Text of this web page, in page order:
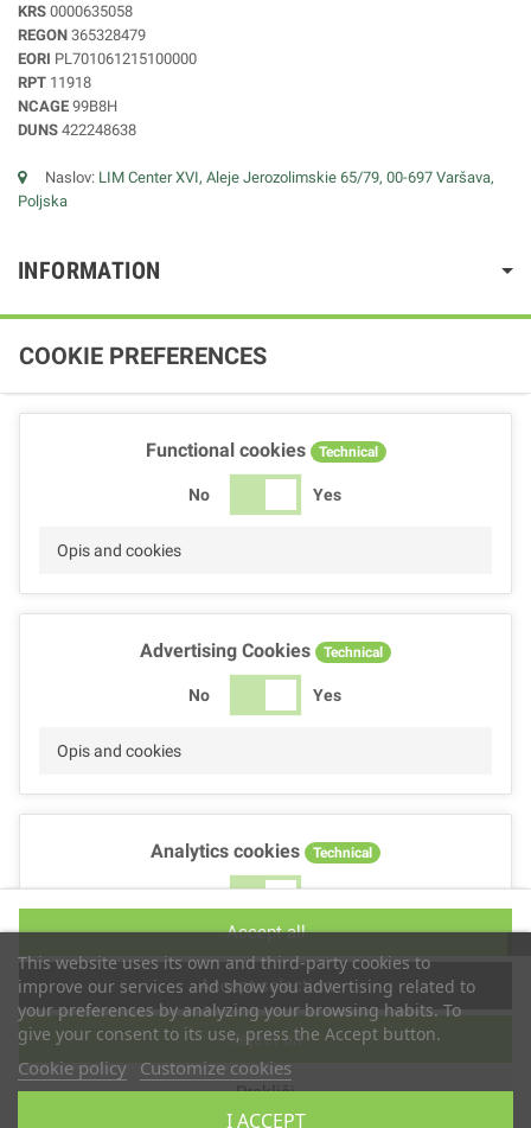
KRS 0000635058
REGON 365328479
EORI PL701061215100000
RPT 11918
NCAGE 99B8H
DUNS 422248638
Naslov: LIM Center XVI, Aleje Jerozolimskie 65/79, 00-697 Varšava,
Poljska
INFORMATION
This website uses its own and third-party cookies to
improve our services and show you advertising related to
your preferences by analyzing your browsing habits. To
give your consent to its use, press the Accept button.
Cookie policy Customize cookies
I ACCEPT
COOKIE PREFERENCES
Functional cookies Technical
No Yes
Opis and cookies
Advertising Cookies Technical
No Yes
Opis and cookies
Analytics cookies Technical
No Yes
Performance cookies
No Yes
Prekliči
Reject all
Accept selection
Accept all